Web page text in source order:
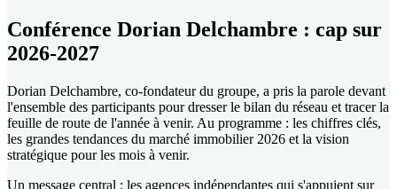
Conférence Dorian Delchambre : cap sur
2026-2027
Dorian Delchambre, co-fondateur du groupe, a pris la parole devant
l'ensemble des participants pour dresser le bilan du réseau et tracer la
feuille de route de l'année à venir. Au programme : les chiffres clés,
les grandes tendances du marché immobilier 2026 et la vision
stratégique pour les mois à venir.
Un message central : les agences indépendantes qui s'appuient sur